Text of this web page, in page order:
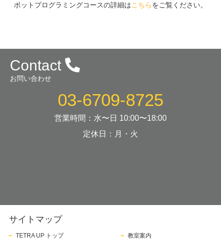
ボットプログラミングコースの詳細はこちらをご覧ください。
Contact
お問い合わせ
03-6709-8725
営業時間：水〜日 10:00〜18:00
定休日：月・火
サイトマップ
TETRA UP トップ 教室案内